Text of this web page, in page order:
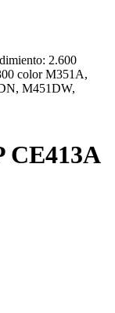
2.600
color M351A,
M451DW,
CE413A